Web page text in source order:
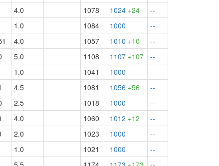
4.0 1078 1024 +24
--
1.0 1084 1000
--
4.0 1057 1010 +10
--
5.0 1108 1107 +107
--
1.0 1041 1000
--
4.5 1081 1056 +56
--
2.5 1018 1000
--
4.0 1060 1012 +12
--
2.0 1023 1000
--
1.0 1021 1000
--